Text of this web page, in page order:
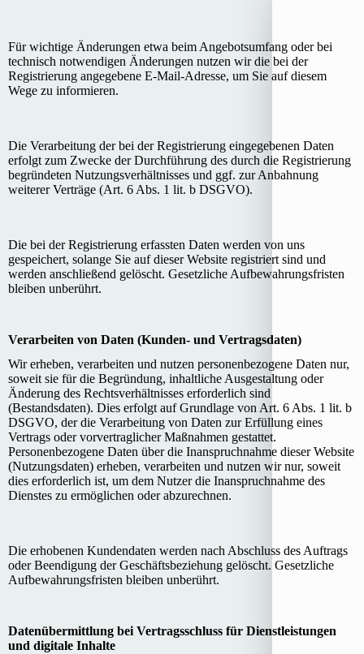
Für wichtige Änderungen etwa beim Angebotsumfang oder bei
technisch notwendigen Änderungen nutzen wir die bei der
Registrierung angegebene E-Mail-Adresse, um Sie auf diesem
Wege zu informieren.
Die Verarbeitung der bei der Registrierung eingegebenen Daten
erfolgt zum Zwecke der Durchführung des durch die Registrierung
begründeten Nutzungsverhältnisses und ggf. zur Anbahnung
weiterer Verträge (Art. 6 Abs. 1 lit. b DSGVO).
Die bei der Registrierung erfassten Daten werden von uns
gespeichert, solange Sie auf dieser Website registriert sind und
werden anschließend gelöscht. Gesetzliche Aufbewahrungsfristen
bleiben unberührt.
Verarbeiten von Daten (Kunden- und Vertragsdaten)
Wir erheben, verarbeiten und nutzen personenbezogene Daten nur,
soweit sie für die Begründung, inhaltliche Ausgestaltung oder
Änderung des Rechtsverhältnisses erforderlich sind
(Bestandsdaten). Dies erfolgt auf Grundlage von Art. 6 Abs. 1 lit. b
DSGVO, der die Verarbeitung von Daten zur Erfüllung eines
Vertrags oder vorvertraglicher Maßnahmen gestattet.
Personenbezogene Daten über die Inanspruchnahme dieser Website
(Nutzungsdaten) erheben, verarbeiten und nutzen wir nur, soweit
dies erforderlich ist, um dem Nutzer die Inanspruchnahme des
Dienstes zu ermöglichen oder abzurechnen.
Die erhobenen Kundendaten werden nach Abschluss des Auftrags
oder Beendigung der Geschäftsbeziehung gelöscht. Gesetzliche
Aufbewahrungsfristen bleiben unberührt.
Datenübermittlung bei Vertragsschluss für Dienstleistungen
und digitale Inhalte